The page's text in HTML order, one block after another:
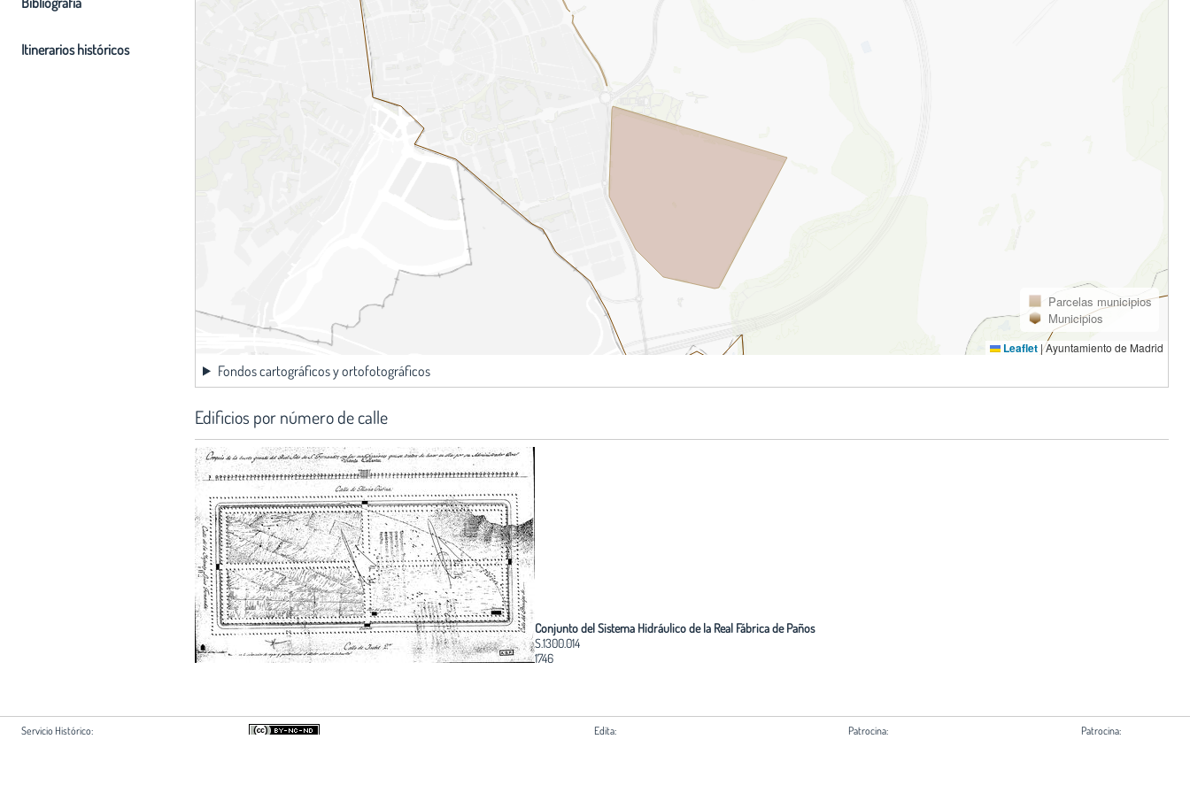
Itinerarios históricos
Parcelas municipios
Municipios
Leaflet |Ayuntamiento de Madrid
Fondos cartográficos y ortofotográficos
Edificios por número de calle
Conjunto del Sistema Hidráulico de la Real Fábrica de Paños
S.1300.014
1746
Servicio Histórico:
Edita:
Patrocina:
Patrocina: